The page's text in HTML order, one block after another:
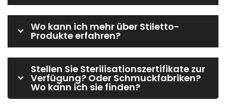
Wo kann ich mehr über Stiletto-
Produkte erfahren?
Stellen Sie Sterilisationszertifikate zur
Verfügung? Oder Schmuckfabriken?
Wo kann ich sie finden?